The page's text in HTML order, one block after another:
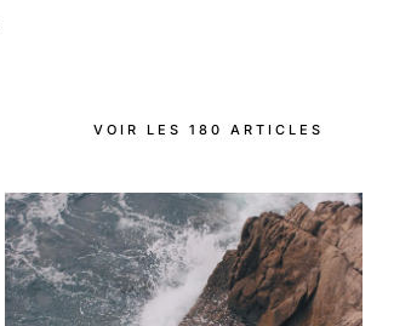
VOIR LES 180 ARTICLES